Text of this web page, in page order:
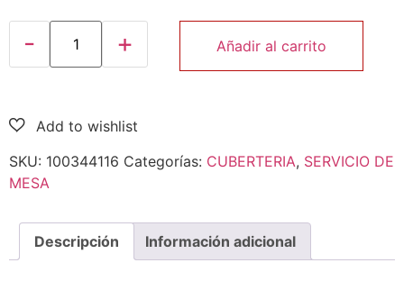
Añadir al carrito
SKU: 100344116 Categorías: CUBERTERIA, SERVICIO DE
MESA
Descripción Información adicional